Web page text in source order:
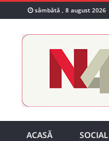
sâmbătă , 8 august 2026
ACASĂ SOCIAL